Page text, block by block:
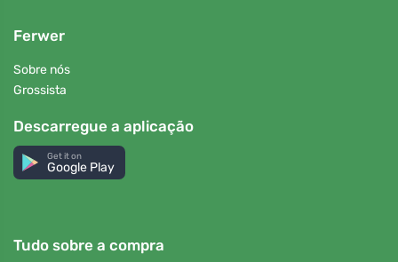
Ferwer
Sobre nós
Grossista
Descarregue a aplicação
Get it on
Google Play
Tudo sobre a compra